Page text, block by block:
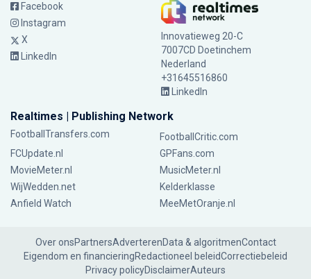
Facebook
Instagram
X
LinkedIn
Innovatieweg 20-C
7007CD Doetinchem
Nederland
+31645516860
LinkedIn
Realtimes | Publishing Network
FootballTransfers.com
FootballCritic.com
FCUpdate.nl
GPFans.com
MovieMeter.nl
MusicMeter.nl
WijWedden.net
Kelderklasse
Anfield Watch
MeeMetOranje.nl
Over onsPartnersAdverterenData & algoritmenContact
Eigendom en financieringRedactioneel beleidCorrectiebeleid
Privacy policyDisclaimerAuteurs